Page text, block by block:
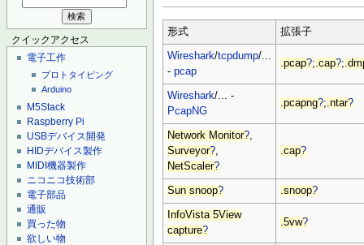
クイックアクセス
電子工作
プロトタイピング
Arduino
M5Stack
Raspberry Pi
USBデバイス開発
HIDデバイス製作
MIDI機器製作
ニコニコ技術部
電子部品
通販
買った物
欲しい物
形式 拡張子
Wireshark/tcpdump/...
-pcap
.pcap?;.cap?;
Wireshark/... -
PcapNG
.pcapng?;.ntar?
Network Monitor?,
Surveyor?,
NetScaler?
.cap?
Sun snoop? .snoop?
InfoVista 5View
capture?
.5vw?